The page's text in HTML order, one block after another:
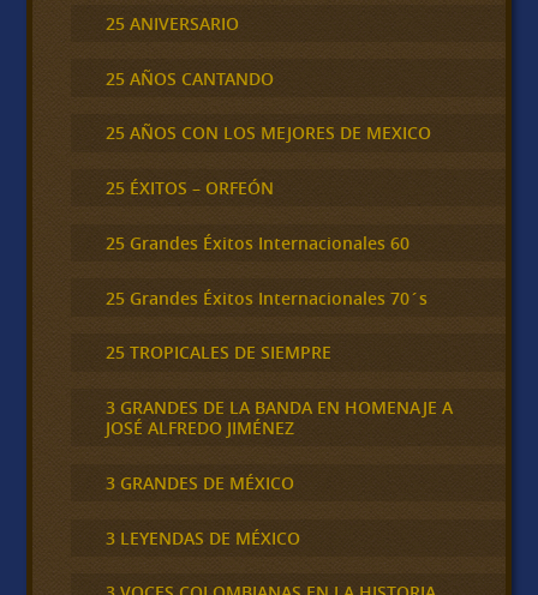
25 ANIVERSARIO
25 AÑOS CANTANDO
25 AÑOS CON LOS MEJORES DE MEXICO
25 ÉXITOS – ORFEÓN
25 Grandes Éxitos Internacionales 60
25 Grandes Éxitos Internacionales 70´s
25 TROPICALES DE SIEMPRE
3 GRANDES DE LA BANDA EN HOMENAJE A
JOSÉ ALFREDO JIMÉNEZ
3 GRANDES DE MÉXICO
3 LEYENDAS DE MÉXICO